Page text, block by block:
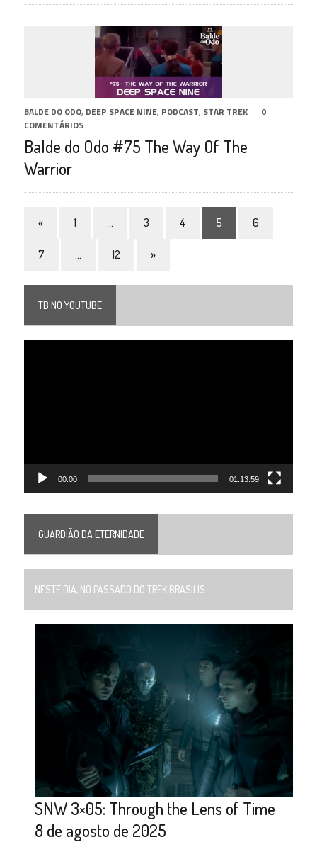
BALDE DO ODO, DEEP SPACE NINE, PODCAST, STAR TREK | 0
COMENTÁRIOS
Balde do Odo #75 The Way Of The
Warrior
« 1 … 3 4 5 6
7 … 12 »
TB NO YOUTUBE
00:00 01:13:59
GUARDIÃO DA ETERNIDADE
NESTE DIA, NO PASSADO DO TREK BRASILIS...
SNW 3×05: Through the Lens of Time
8 de agosto de 2025